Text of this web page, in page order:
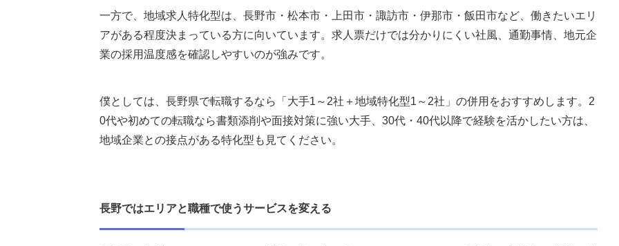
執筆者・監修者のmotoについて
一方で、地域求人特化型は、長野市・松本市・上田市・諏訪市・伊那市・飯田市など、働きたいエリ
アがある程度決まっている方に向いています。求人票だけでは分かりにくい社風、通勤事情、地元企
業の採用温度感を確認しやすいのが強みです。
僕としては、長野県で転職するなら「大手1～2社＋地域特化型1～2社」の併用をおすすめします。2
0代や初めての転職なら書類添削や面接対策に強い大手、30代・40代以降で経験を活かしたい方は、
地域企業との接点がある特化型も見てください。
長野ではエリアと職種で使うサービスを変える